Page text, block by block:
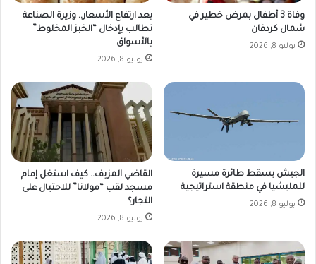
وفاة 3 أطفال بمرض خطير في
شمال كردفان
يوليو 8, 2026
بعد ارتفاع الأسعار.. وزيرة الصناعة
تطالب بإدخال “الخبز المخلوط”
بالأسواق
يوليو 8, 2026
الجيش يسقط طائرة مسيرة
للمليشيا في منطقة استراتيجية
يوليو 8, 2026
القاضي المزيف.. كيف استغل إمام
مسجد لقب “مولانا” للاحتيال على
التجار؟
يوليو 8, 2026